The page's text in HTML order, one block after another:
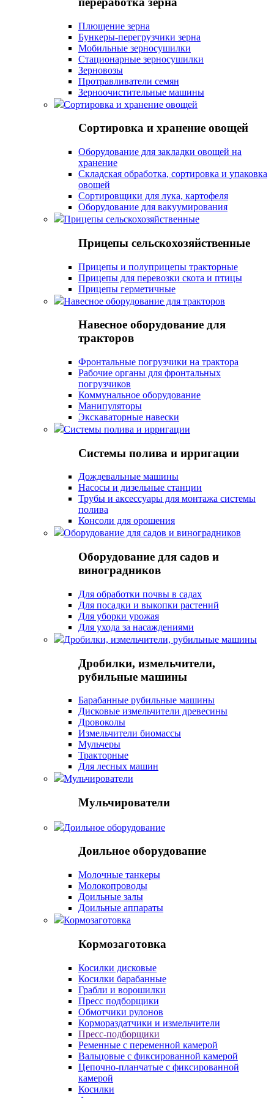
Плющение зерна
Бункеры-перегрузчики зерна
Мобильные зерносушилки
Стационарные зерносушилки
Зерновозы
Протравливатели семян
Зерноочистительные машины
Сортировка и хранение овощей
Сортировка и хранение овощей
Оборудование для закладки овощей на
хранение
Складская обработка, сортировка и упаковка
овощей
Сортировщики для лука, картофеля
Оборудование для вакуумирования
Прицепы сельскохозяйственные
Прицепы сельскохозяйственные
Прицепы и полуприцепы тракторные
Прицепы для перевозки скота и птицы
Прицепы герметичные
Навесное оборудование для тракторов
Навесное оборудование для
тракторов
Фронтальные погрузчики на трактора
Рабочие органы для фронтальных
погрузчиков
Коммунальное оборудование
Манипуляторы
Экскаваторные навески
Системы полива и ирригации
Системы полива и ирригации
Дождевальные машины
Насосы и дизельные станции
Трубы и аксессуары для монтажа системы
полива
Консоли для орошения
Оборудование для садов и виноградников
Оборудование для садов и
виноградников
Для обработки почвы в садах
Для посадки и выкопки растений
Для уборки урожая
Для ухода за насаждениями
Дробилки, измельчители, рубильные машины
Дробилки, измельчители,
рубильные машины
Барабанные рубильные машины
Дисковые измельчители древесины
Дровоколы
Измельчители биомассы
Мульчеры
Тракторные
Для лесных машин
Мульчирователи
Мульчирователи
Доильное оборудование
Доильное оборудование
Молочные танкеры
Молокопроводы
Доильные залы
Доильные аппараты
Кормозаготовка
Кормозаготовка
Косилки дисковые
Косилки барабанные
Грабли и ворошилки
Пресс подборщики
Обмотчики рулонов
Кормораздатчики и измельчители
Пресс-подборщики
Ременные с переменной камерой
Вальцовые с фиксированной камерой
Цепочно-планчатые с фиксированной
камерой
Косилки